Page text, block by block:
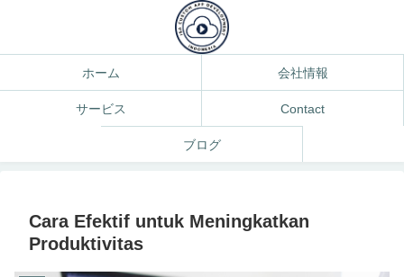
ホーム 会社情報
サービス Contact
ブログ
Cara Efektif untuk Meningkatkan
Produktivitas